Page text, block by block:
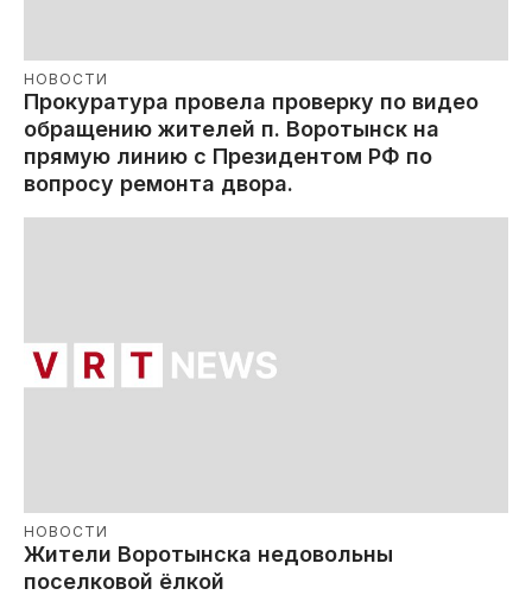
НОВОСТИ
Прокуратура провела проверку по видео
обращению жителей п. Воротынск на
прямую линию с Президентом РФ по
вопросу ремонта двора.
НОВОСТИ
Жители Воротынска недовольны
поселковой ёлкой